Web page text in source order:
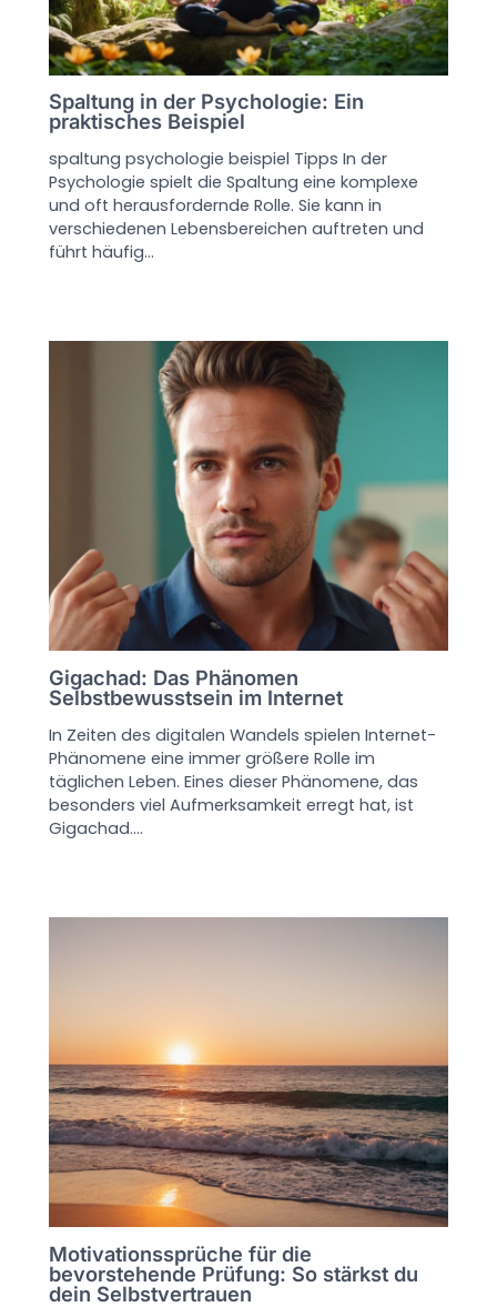
Spaltung in der Psychologie: Ein
praktisches Beispiel
spaltung psychologie beispiel Tipps In der
Psychologie spielt die Spaltung eine komplexe
und oft herausfordernde Rolle. Sie kann in
verschiedenen Lebensbereichen auftreten und
führt häufig…
Gigachad: Das Phänomen
Selbstbewusstsein im Internet
In Zeiten des digitalen Wandels spielen Internet-
Phänomene eine immer größere Rolle im
täglichen Leben. Eines dieser Phänomene, das
besonders viel Aufmerksamkeit erregt hat, ist
Gigachad.…
Motivationssprüche für die
bevorstehende Prüfung: So stärkst du
dein Selbstvertrauen